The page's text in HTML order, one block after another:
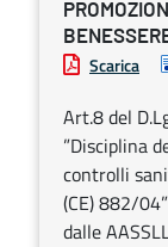
Scarica
Art.8 del
”Disciplina
controlli
(CE) 882/
dalle